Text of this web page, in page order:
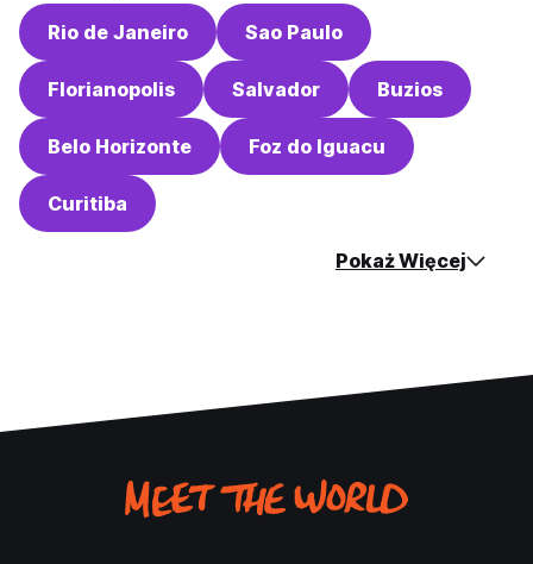
Rio de Janeiro Sao Paulo
Florianopolis Salvador Buzios
Belo Horizonte Foz do Iguacu
Curitiba
Pokaż Więcej